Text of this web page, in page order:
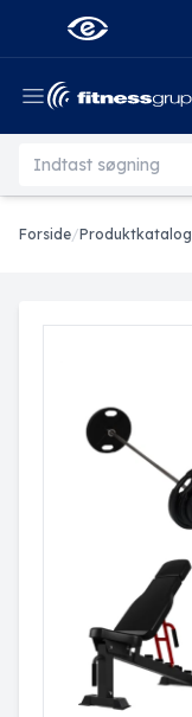
Forside/Produktkatalog